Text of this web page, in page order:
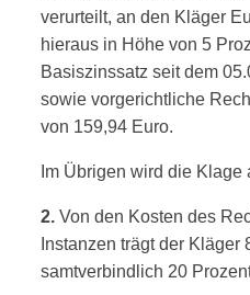
verurteilt, an den Kläger
hieraus in Höhe von 5
Basiszinssatz seit dem
sowie vorgerichtliche
von 159,94 Euro.
Im Übrigen wird die Klage
2.Von den Kosten des
Instanzen trägt der
samtverbindlich 20